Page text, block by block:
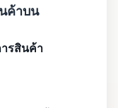
ค้าบน
รสินค้า